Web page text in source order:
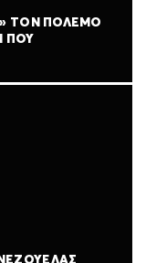
ΤΟΝ ΠΌΛΕΜΟ
ΠΟΥ